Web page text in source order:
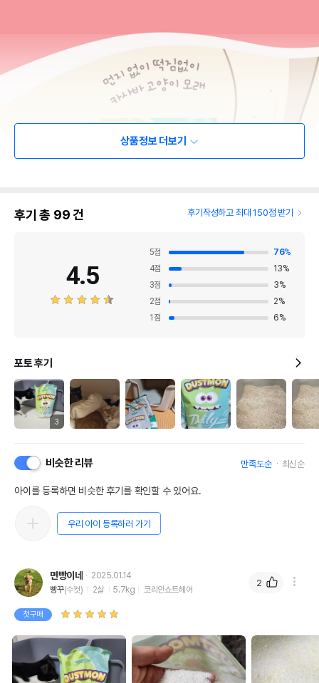
상품정보 더보기
후기 총 99건 후기작성하고 최대 150점 받기
4.5
5점 76%
4점 13%
3점 3%
2점 2%
1 점 6%
포토 후기
3
비슷한 리뷰 만족도순 최신순
아이를 등록하면 비슷한 후기를 확인할 수 있어요.
우리 아이 등록하러 가기
면빵이네
2025.01.14
빵꾸(수컷) 2살 5.7kg 코리안쇼트헤어
첫구매
2